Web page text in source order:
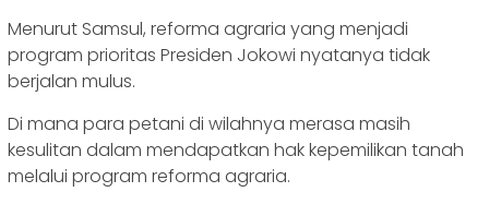
Menurut Samsul, reforma agraria yang menjadi
program prioritas Presiden Jokowi nyatanya tidak
berjalan mulus.
Di mana para petani di wilahnya merasa masih
kesulitan dalam mendapatkan hak kepemilikan tanah
melalui program reforma agraria.